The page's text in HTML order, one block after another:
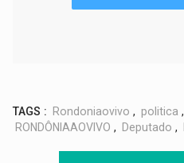
TAGS : Rondoniaovivo , politica ,
RONDÔNIAAOVIVO , Deputado ,